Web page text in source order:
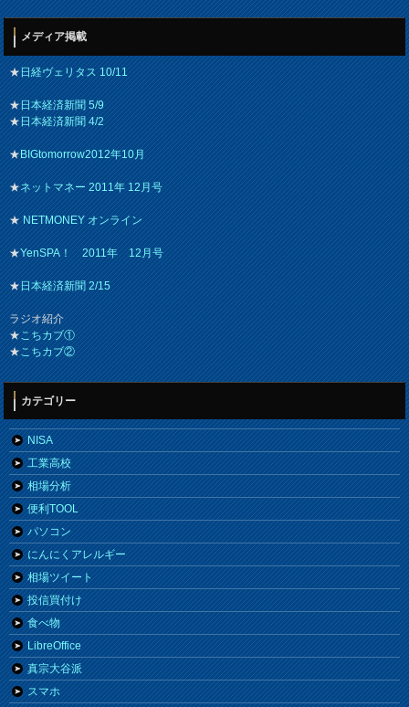
メディア掲載
★日経ヴェリタス 10/11
★日本経済新聞 5/9
★日本経済新聞 4/2
★BIGtomorrow2012年10月
★ネットマネー 2011年 12月号
★NETMONEY オンライン
★YenSPA！ 2011年 12月号
★日本経済新聞 2/15
ラジオ紹介
★こちカブ①
★こちカブ②
カテゴリー
NISA
工業高校
相場分析
便利TOOL
パソコン
にんにくアレルギー
相場ツイート
投信買付け
食べ物
LibreOffice
真宗大谷派
スマホ